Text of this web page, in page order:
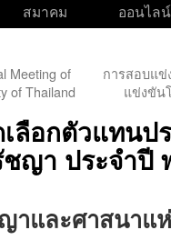
สมาคม
ออนไลน์
Meeting of
of Thailand
การสอบแข่
แข่งขัน
ลือกตัวแทนป
ญา ประจำปี
และศาสนาแ